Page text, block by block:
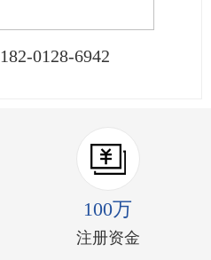
182-0128-6942
100万
注册资金